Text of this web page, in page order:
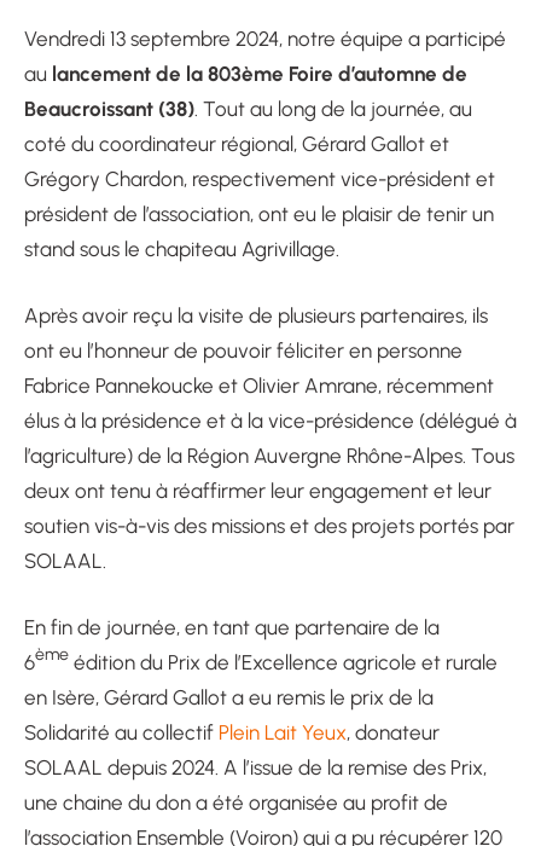
Vendredi 13 septembre 2024, notre équipe a participé
au lancement de la 803ème Foire d’automne de
Beaucroissant (38) . Tout au long de la journée, au
coté du coordinateur régional, Gérard Gallot et
Grégory Chardon, respectivement vice-président et
président de l’association, ont eu le plaisir de tenir un
stand sous le chapiteau Agrivillage.
Après avoir reçu la visite de plusieurs partenaires, ils
ont eu l’honneur de pouvoir féliciter en personne
Fabrice Pannekoucke et Olivier Amrane, récemment
élus à la présidence et à la vice-présidence (délégué à
l’agriculture) de la Région Auvergne Rhône-Alpes. Tous
deux ont tenu à réaffirmer leur engagement et leur
soutien vis-à-vis des missions et des projets portés par
SOLAAL.
En fin de journée, en tant que partenaire de la
6ème édition du Prix de l’Excellence agricole et rurale
en Isère, Gérard Gallot a eu remis le prix de la
Solidarité au collectif Plein Lait Yeux, donateur
SOLAAL depuis 2024. A l’issue de la remise des Prix,
une chaine du don a été organisée au profit de
l’association Ensemble (Voiron) qui a pu récupérer 120